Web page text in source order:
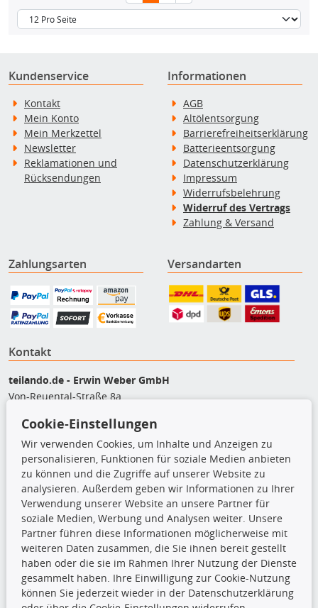
Kundenservice
Kontakt
Mein Konto
Mein Merkzettel
Newsletter
Reklamationen und
Rücksendungen
Informationen
AGB
Altölentsorgung
Barrierefreiheitserklärung
Batterieentsorgung
Datenschutzerklärung
Impressum
Widerrufsbelehrung
Widerruf des Vertrags
Zahlung & Versand
Zahlungsarten Versandarten
Kontakt
teilando.de - Erwin Weber GmbH
Von-Reuental-Straße 8a
+49 (0) 8165 / 5093200
shop@teilando.de
Top Produkte
Beleuchtung
Bremsbeläge
Bremsscheiben
Kupplungssatz
Querlenker
Radlager
Stoßdämpfer
Cookie-Einstellungen
Wir verwenden Cookies, um Inhalte und Anzeigen zu
personalisieren, Funktionen für soziale Medien anbieten
zu können und die Zugriffe auf unserer Website zu
analysieren. Außerdem geben wir Informationen zu Ihrer
Verwendung unserer Website an unsere Partner für
soziale Medien, Werbung und Analysen weiter. Unsere
Partner führen diese Informationen möglicherweise mit
weiteren Daten zusammen, die Sie ihnen bereit gestellt
haben oder die sie im Rahmen Ihrer Nutzung der Dienste
gesammelt haben. Ihre Einwilligung zur Cookie-Nutzung
können Sie jederzeit wieder in der Datenschutzerklärung